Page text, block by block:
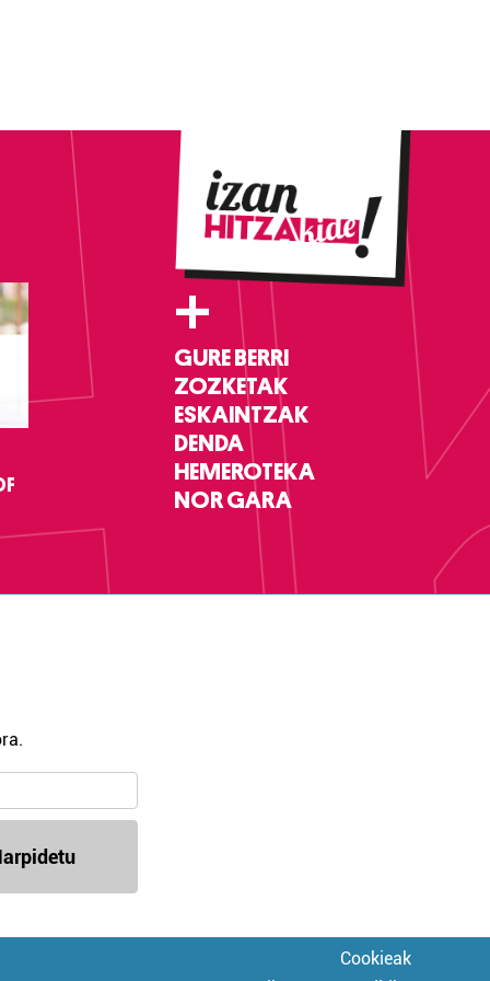
+
GURE BERRI
ZOZKETAK
ESKAINTZAK
DENDA
HEMEROTEKA
NOR GARA
Cookieak